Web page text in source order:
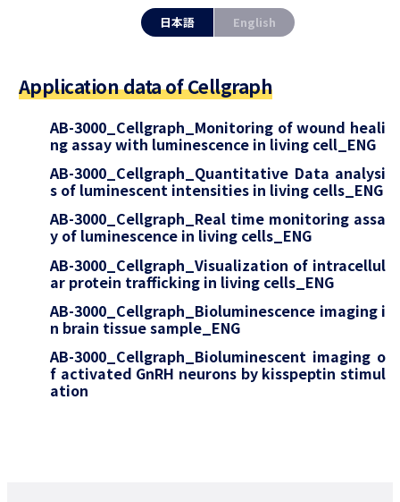
日本語 English
Application data of Cellgraph
AB-3000_Cellgraph_Monitoring of wound heali
ng assay with luminescence in living cell_ENG
AB-3000_Cellgraph_Quantitative Data analysi
s of luminescent intensities in living cells_ENG
AB-3000_Cellgraph_Real time monitoring assa
y of luminescence in living cells_ENG
AB-3000_Cellgraph_Visualization of intracellul
ar protein trafficking in living cells_ENG
AB-3000_Cellgraph_Bioluminescence imaging i
n brain tissue sample_ENG
AB-3000_Cellgraph_Bioluminescent imaging o
f activated GnRH neurons by kisspeptin stimul
ation